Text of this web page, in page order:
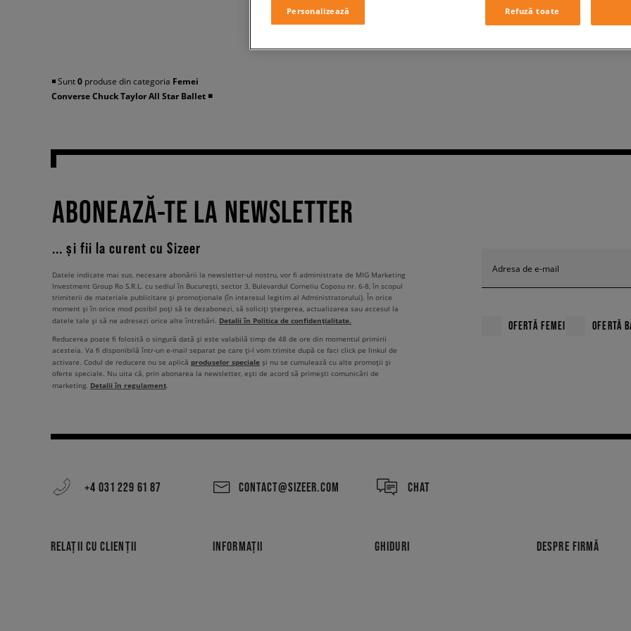
◾️ Sunt0 produse din categoria Femei
Converse Chuck Taylor All Star Ballet ◾️
ABONEAZĂ-TE LA NEWSLETTER
... și fii la curent cu Sizeer
Adresa de e-mail
OFERTĂ FEMEI OFERTĂ
Datele indicate mai sus, necesare abonării la newsletter-ul nostru, vor fi administrate de MIG Marketing
Investment Group Ro S.R.L. cu sediul în București, sector 3, Bulevardul Corneliu Coposu nr. 6-8, în scopul
trimiterii de materiale publicitare și promoționale (în interesul legitim al Administratorului). În orice
moment și în orice mod posibil poți să te dezabonezi, să soliciți ștergerea, actualizarea sau accesul la
datele tale și să ne adresezi orice alte întrebări. Detalii în Politica de confidențialitate.
Reducerea poate fi folosită o singură dată și este valabilă timp de 48 de ore din momentul primirii
acesteia. Va fi disponibilă într-un e-mail separat pe care ți-l vom trimite după ce faci click pe linkul de
activare. Codul de reducere nu se aplică produselor speciale și nu se cumulează cu alte promoții și
oferte speciale. Nu uita că, prin abonarea la newsletter, ești de acord să primești comunicări de
marketing. Detalii în regulament.
+4 031 229 61 87 CONTACT@SIZEER.COM CHAT
RELAȚII CU CLIENȚII INFORMAȚII GHIDURI DESPRE FIRMĂ
Personalizează Refuză toate